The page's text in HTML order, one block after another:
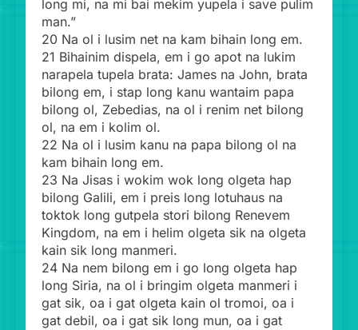
long mi, na mi bai mekim yupela i save pulim
man.”
20 Na ol i lusim net na kam bihain long em.
21 Bihainim dispela, em i go apot na lukim
narapela tupela brata: James na John, brata
bilong em, i stap long kanu wantaim papa
bilong ol, Zebedias, na ol i renim net bilong
ol, na em i kolim ol.
22 Na ol i lusim kanu na papa bilong ol na
kam bihain long em.
23 Na Jisas i wokim wok long olgeta hap
bilong Galili, em i preis long lotuhaus na
toktok long gutpela stori bilong Renevem
Kingdom, na em i helim olgeta sik na olgeta
kain sik long manmeri.
24 Na nem bilong em i go long olgeta hap
long Siria, na ol i bringim olgeta manmeri i
gat sik, oa i gat olgeta kain ol tromoi, oa i
gat debil, oa i gat sik long mun, oa i gat